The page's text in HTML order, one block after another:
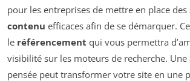
pour les entreprises de mettre en place des
contenu efficaces afin de se démarquer.
le référencement qui vous permettra
visibilité sur les moteurs de recherche. Une
pensée peut transformer votre site en une